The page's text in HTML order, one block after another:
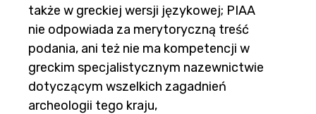
także w greckiej wersji językowej; PIAA
nie odpowiada za merytoryczną treść
podania, ani też nie ma kompetencji w
greckim specjalistycznym nazewnictwie
dotyczącym wszelkich zagadnień
archeologii tego kraju,